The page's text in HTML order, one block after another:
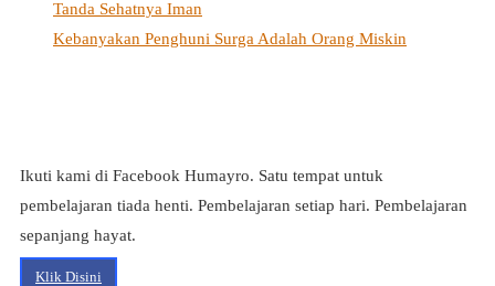
Tanda Sehatnya Iman
Kebanyakan Penghuni Surga Adalah Orang Miskin
Ikuti kami di Facebook Humayro. Satu tempat untuk
pembelajaran tiada henti. Pembelajaran setiap hari. Pembelajaran
sepanjang hayat.
Klik Disini